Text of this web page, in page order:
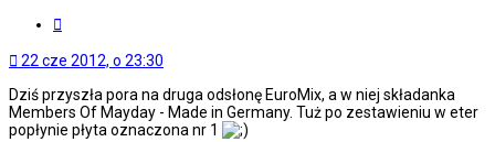
22 cze 2012, o 23:30
Dziś przyszła pora na druga odsłonę EuroMix, a w niej składanka
Members Of Mayday - Made in Germany. Tuż po zestawieniu w eter
popłynie płyta oznaczona nr 1